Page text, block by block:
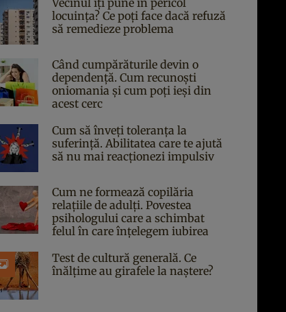
Vecinul îți pune în pericol
locuința? Ce poți face dacă refuză
să remedieze problema
Când cumpărăturile devin o
dependență. Cum recunoști
oniomania și cum poți ieși din
acest cerc
Cum să înveți toleranța la
suferință. Abilitatea care te ajută
să nu mai reacționezi impulsiv
Cum ne formează copilăria
relațiile de adulți. Povestea
psihologului care a schimbat
felul în care înțelegem iubirea
Test de cultură generală. Ce
înălțime au girafele la naștere?